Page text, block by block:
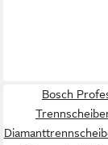
Bosch